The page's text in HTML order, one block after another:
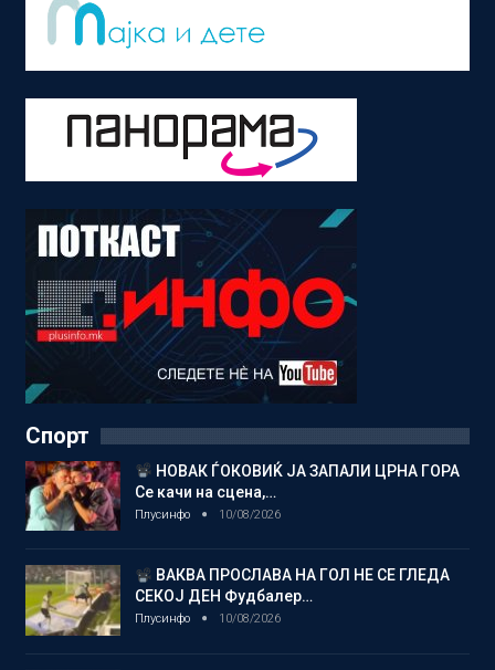
Спорт
НОВАК ЃОКОВИЌ ЈА ЗАПАЛИ ЦРНА ГОРА
Се качи на сцена,…
Плусинфо 10/08/2026
ВАКВА ПРОСЛАВА НА ГОЛ НЕ СЕ ГЛЕДА
СЕКОЈ ДЕН Фудбалер…
Плусинфо 10/08/2026